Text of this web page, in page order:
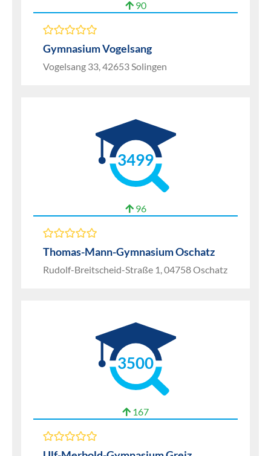
90
Gymnasium Vogelsang
Vogelsang 33, 42653 Solingen
3499
96
Thomas-Mann-Gymnasium Oschatz
Rudolf-Breitscheid-Straße 1, 04758 Oschatz
3500
167